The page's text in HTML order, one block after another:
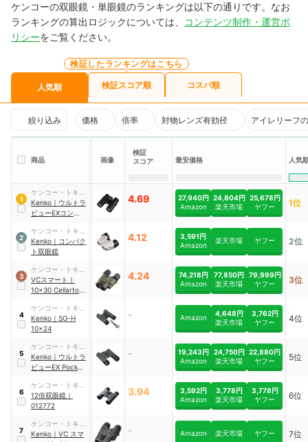
ケンコーの双眼鏡・単眼鏡のランキングは以下の通りです。なお
ランキングの算出ロジックについては、
コンテンツ制作・運営ポ
リシーをご覧ください。
人気順
検証したランキングはこちら
検証スコア順 コスパ順
絞り込み 価格 倍率 対物レンズ有効径 アイレリーフ
商品 画像
検証
スコア
最安価格 人気
1
ケンコー・トキナ
ー
Kenko ｜ ウルトラ
ビューEXコンパク
4.69
27,940円
Amazon
24,804円
楽天市場
25,678円
ヤフー
1位
2
ケンコー・トキナ
ー
Kenko ｜ コンパク
ト双眼鏡
4.12
3,591円
Amazon
楽天市場 ヤフー 2位
3
ケンコー・トキナ
ー
VCスマート ｜
10×30 Cellarto
4.24
74,218円
Amazon
77,850円
楽天市場
79,999円
ヤフー
3位
4
ケンコー・トキナ
ー
Kenko ｜ SG-H
10×24
- Amazon
4,648円
楽天市場
3,762円
ヤフー
4位
5
ケンコー・トキナ
ー
Kenko ｜ ウルトラ
ビューEX Pocket
-
19,243円
Amazon
24,750円
楽天市場
22,880円
ヤフー
5位
6
ケンコー・トキナ
ー
12倍双眼鏡 ｜
012772
3.94
3,592円
Amazon
3,778円
楽天市場
3,778円
ヤフー
6位
7
ケンコー・トキナ
ー
Kenko ｜ VC スマ
- Amazon 楽天市場 ヤフー 7位